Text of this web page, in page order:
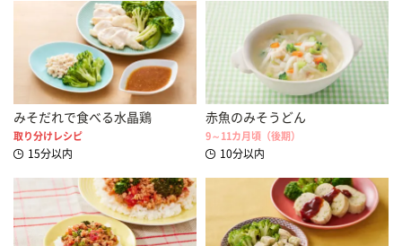
みそだれで食べる水晶鶏
取り分けレシピ
15分以内
赤魚のみそうどん
9～11カ月頃（後期）
10分以内